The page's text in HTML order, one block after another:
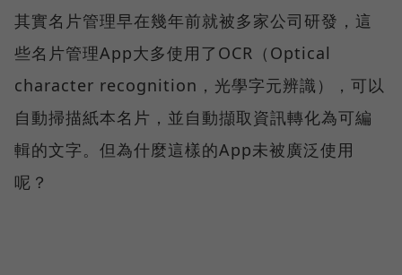
其實名片管理早在幾年前就被多家公司研發，這
些名片管理App大多使用了OCR（Optical
character recognition，光學字元辨識），可以
自動掃描紙本名片，並自動擷取資訊轉化為可編
輯的文字。但為什麼這樣的App未被廣泛使用
呢？